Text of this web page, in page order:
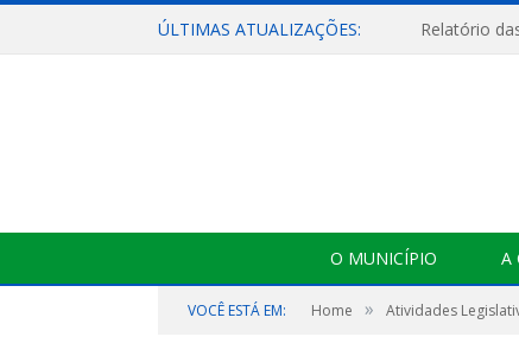
ÚLTIMAS ATUALIZAÇÕES: Relatório
O MUNICÍPIO A
VOCÊ ESTÁ EM: Home » Atividades